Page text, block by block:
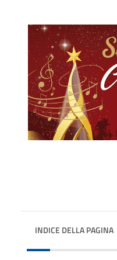
INDICE DELLA PAGINA